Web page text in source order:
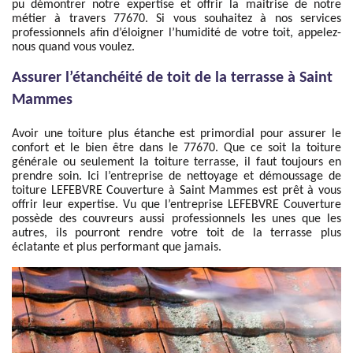
pu démontrer notre expertise et offrir la maitrise de notre
métier à travers 77670. Si vous souhaitez à nos services
professionnels afin d’éloigner l’humidité de votre toit, appelez-
nous quand vous voulez.
Assurer l’étanchéité de toit de la terrasse à Saint
Mammes
Avoir une toiture plus étanche est primordial pour assurer le
confort et le bien être dans le 77670. Que ce soit la toiture
générale ou seulement la toiture terrasse, il faut toujours en
prendre soin. Ici l’entreprise de nettoyage et démoussage de
toiture LEFEBVRE Couverture à Saint Mammes est prêt à vous
offrir leur expertise. Vu que l’entreprise LEFEBVRE Couverture
possède des couvreurs aussi professionnels les unes que les
autres, ils pourront rendre votre toit de la terrasse plus
éclatante et plus performant que jamais.